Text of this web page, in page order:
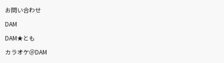
お問い合わせ
DAM
DAM★とも
カラオケ＠DAM